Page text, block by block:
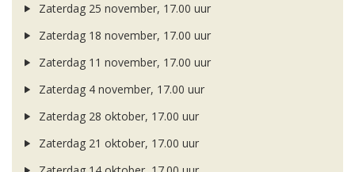
Zaterdag 25 november, 17.00 uur
Zaterdag 18 november, 17.00 uur
Zaterdag 11 november, 17.00 uur
Zaterdag 4 november, 17.00 uur
Zaterdag 28 oktober, 17.00 uur
Zaterdag 21 oktober, 17.00 uur